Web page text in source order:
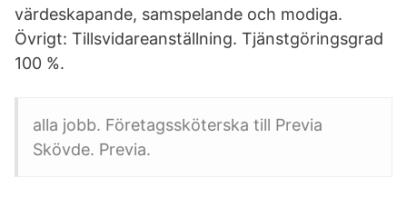
värdeskapande, samspelande och modiga.
Övrigt: Tillsvidareanställning. Tjänstgöringsgrad
100 %.
alla jobb. Företagssköterska till Previa
Skövde. Previa.